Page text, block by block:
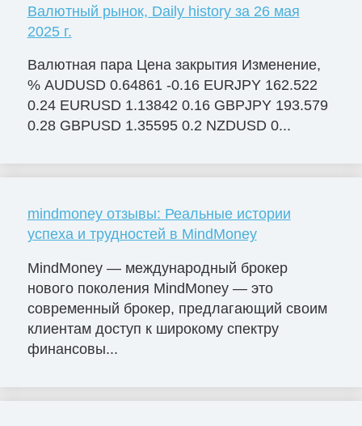
Валютный рынок, Daily history за 26 мая
2025 г.
Валютная пара Цена закрытия Изменение,
% AUDUSD 0.64861 -0.16 EURJPY 162.522
0.24 EURUSD 1.13842 0.16 GBPJPY 193.579
0.28 GBPUSD 1.35595 0.2 NZDUSD 0...
mindmoney отзывы: Реальные истории
успеха и трудностей в MindMoney
MindMoney — международный брокер
нового поколения MindMoney — это
современный брокер, предлагающий своим
клиентам доступ к широкому спектру
финансовы...